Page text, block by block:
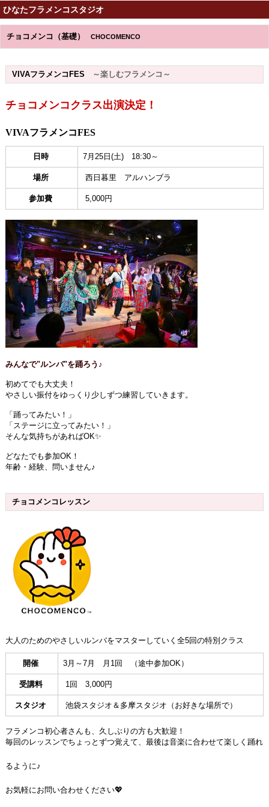
ひなたフラメンコスタジオ
チョコメンコ（基礎） CHOCOMENCO
VIVAフラメンコFES ～楽しむフラメンコ～
チョコメンコクラス出演決定！
VIVAフラメンコFES
日時 7月25日(土) 18:30～
場所 西日暮里 アルハンブラ
参加費 5,000円
みんなで"ルンバ"を踊ろう♪
初めてでも大丈夫！
やさしい振付をゆっくり少しずつ練習していきます。
「踊ってみたい！」
「ステージに立ってみたい！」
そんな気持ちがあればOK✨️
どなたでも参加OK！
年齢・経験、問いません♪
チョコメンコレッスン
大人のためのやさしいルンバをマスターしていく全5回の特別クラス
開催 3月～7月 月1回 （途中参加OK）
受講料 1回 3,000円
スタジオ 池袋スタジオ＆多摩スタジオ（お好きな場所で）
フラメンコ初心者さんも、久しぶりの方も大歓迎！
毎回のレッスンでちょっとずつ覚えて、最後は音楽に合わせて楽しく踊れ
るように♪
お気軽にお問い合わせください💖